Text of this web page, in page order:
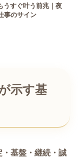
うすぐ叶う前兆｜夜
事のサイン
示す基
・基盤・継続・誠